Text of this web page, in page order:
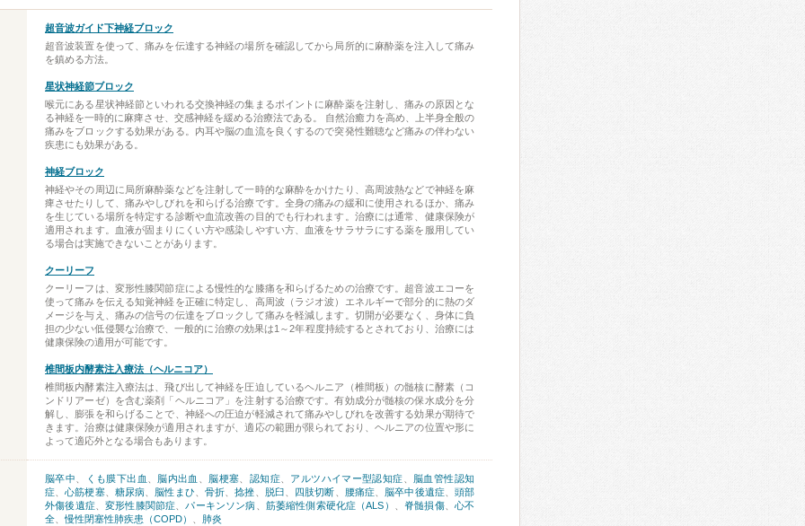
超音波ガイド下神経ブロック
超音波装置を使って、痛みを伝達する神経の場所を確認してから局所的に麻酔薬を注入して痛み
を鎮める方法。
星状神経節ブロック
喉元にある星状神経節といわれる交換神経の集まるポイントに麻酔薬を注射し、痛みの原因とな
る神経を一時的に麻痺させ、交感神経を緩める治療法である。 自然治癒力を高め、上半身全般の
痛みをブロックする効果がある。内耳や脳の血流を良くするので突発性難聴など痛みの伴わない
疾患にも効果がある。
神経ブロック
神経やその周辺に局所麻酔薬などを注射して一時的な麻酔をかけたり、高周波熱などで神経を麻
痺させたりして、痛みやしびれを和らげる治療です。全身の痛みの緩和に使用されるほか、痛み
を生じている場所を特定する診断や血流改善の目的でも行われます。治療には通常、健康保険が
適用されます。血液が固まりにくい方や感染しやすい方、血液をサラサラにする薬を服用してい
る場合は実施できないことがあります。
クーリーフ
クーリーフは、変形性膝関節症による慢性的な膝痛を和らげるための治療です。超音波エコーを
使って痛みを伝える知覚神経を正確に特定し、高周波（ラジオ波）エネルギーで部分的に熱のダ
メージを与え、痛みの信号の伝達をブロックして痛みを軽減します。切開が必要なく、身体に負
担の少ない低侵襲な治療で、一般的に治療の効果は1～2年程度持続するとされており、治療には
健康保険の適用が可能です。
椎間板内酵素注入療法（ヘルニコア）
椎間板内酵素注入療法は、飛び出して神経を圧迫しているヘルニア（椎間板）の髄核に酵素（コ
ンドリアーゼ）を含む薬剤「ヘルニコア」を注射する治療です。有効成分が髄核の保水成分を分
解し、膨張を和らげることで、神経への圧迫が軽減されて痛みやしびれを改善する効果が期待で
きます。治療は健康保険が適用されますが、適応の範囲が限られており、ヘルニアの位置や形に
よって適応外となる場合もあります。
脳卒中 くも膜下出血 脳内出血 脳梗塞 認知症、 アルツハイマー型認知症
脳血管性認知
症 、心筋梗塞、 糖尿病 脳性まひ 骨折 、捻挫 脱臼 四肢切断 腰痛症 脳卒中後遺症、頭部
外傷後遺症、変形性膝関節症 パーキンソン病 筋萎縮性側索硬化症（ALS） 、脊髄損傷、 心不
全 、慢性閉塞性肺疾患（COPD） 肺炎